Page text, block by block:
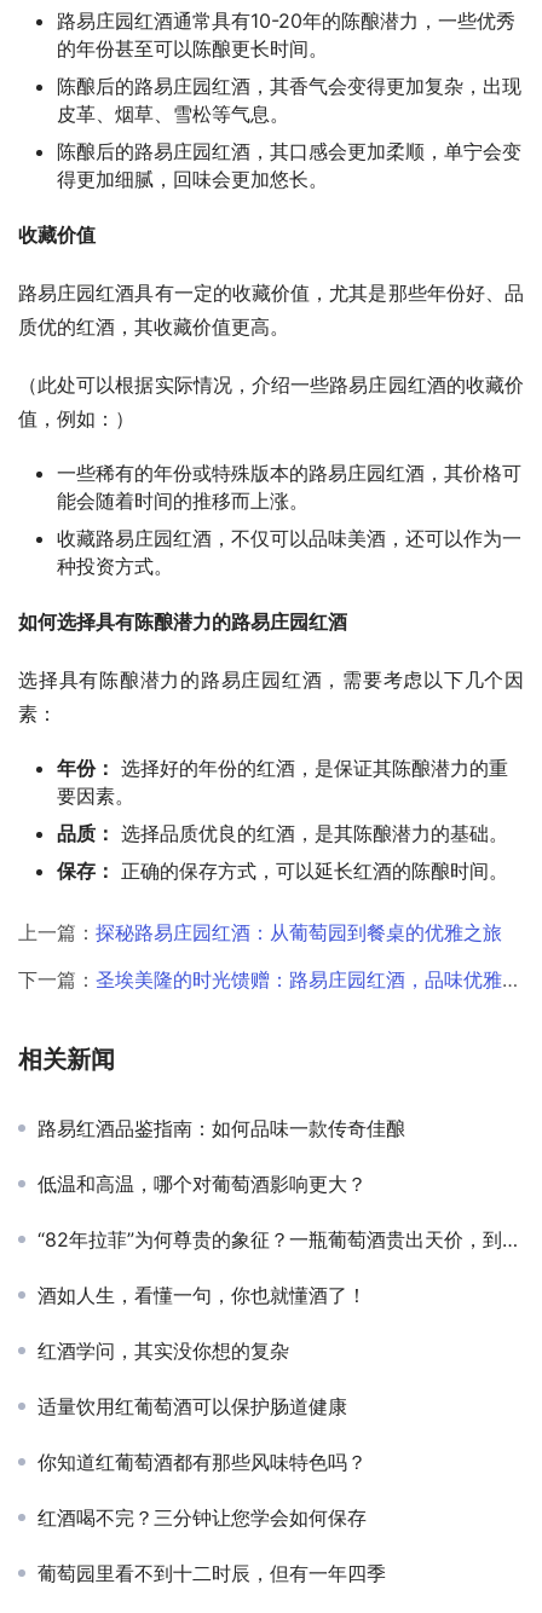
路易庄园红酒通常具有10-20年的陈酿潜力，一些优秀
的年份甚至可以陈酿更长时间。
陈酿后的路易庄园红酒，其香气会变得更加复杂，出现
皮革、烟草、雪松等气息。
陈酿后的路易庄园红酒，其口感会更加柔顺，单宁会变
得更加细腻，回味会更加悠长。
收藏价值
路易庄园红酒具有一定的收藏价值，尤其是那些年份好、品
质优的红酒，其收藏价值更高。
（此处可以根据实际情况，介绍一些路易庄园红酒的收藏价
值，例如：）
一些稀有的年份或特殊版本的路易庄园红酒，其价格可
能会随着时间的推移而上涨。
收藏路易庄园红酒，不仅可以品味美酒，还可以作为一
种投资方式。
如何选择具有陈酿潜力的路易庄园红酒
选择具有陈酿潜力的路易庄园红酒，需要考虑以下几个因
素：
年份： 选择好的年份的红酒，是保证其陈酿潜力的重
要因素。
品质： 选择品质优良的红酒，是其陈酿潜力的基础。
保存： 正确的保存方式，可以延长红酒的陈酿时间。
上一篇： 探秘路易庄园红酒：从葡萄园到餐桌的优雅之旅
下一篇： 圣埃美隆的时光馈赠：路易庄园红酒，品味优雅生活
相关新闻
路易红酒品鉴指南：如何品味一款传奇佳酿
低温和高温，哪个对葡萄酒影响更大？
“82年拉菲”为何尊贵的象征？一瓶葡萄酒贵出天价，到底贵在哪里？
酒如人生，看懂一句，你也就懂酒了！
红酒学问，其实没你想的复杂
适量饮用红葡萄酒可以保护肠道健康
你知道红葡萄酒都有那些风味特色吗？
红酒喝不完？三分钟让您学会如何保存
葡萄园里看不到十二时辰，但有一年四季